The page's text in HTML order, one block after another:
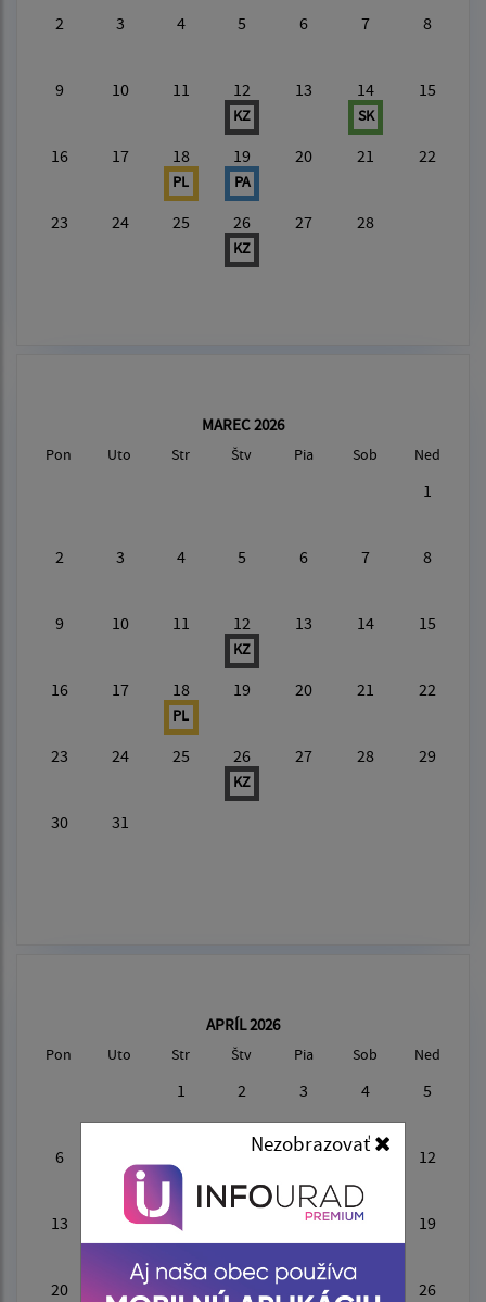
Nezobrazovať
2 3 4 5 6 7 8
9 10 11 12
KZ
13 14
SK
15
16 17 18
PL
19
PA
20 21 22
23 24 25 26
KZ
27 28
MAREC 2026
Pon Uto Str Štv Pia Sob Ned
1
2 3 4 5 6 7 8
9 10 11 12
KZ
13 14 15
16 17 18
PL
19 20 21 22
23 24 25 26
KZ
27 28 29
30 31
APRÍL 2026
Pon Uto Str Štv Pia Sob Ned
1 2 3 4 5
6
KZ
10 11 12
13 14 15
PL
17 18 19
20 26